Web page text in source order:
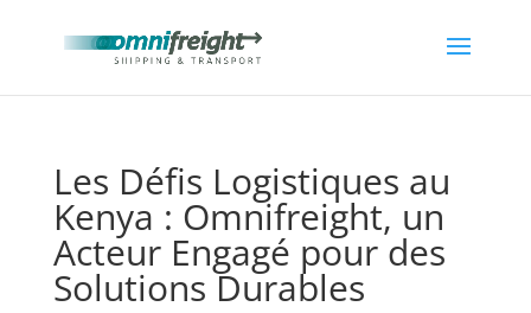
Les Défis Logistiques au
Kenya : Omnifreight, un
Acteur Engagé pour des
Solutions Durables